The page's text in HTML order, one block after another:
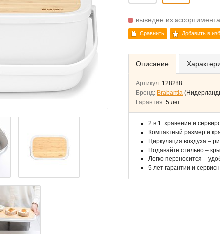
выведен из ассортимента
Сравнить Добавить в
Описание
Артикул: 128288
Бренд: Brabantia
Гарантия: 5 лет
2 в 1: хранение и
Компактный размер и
Циркуляция воздуха –
Подавайте стильно –
Легко переносится –
5 лет гарантии и